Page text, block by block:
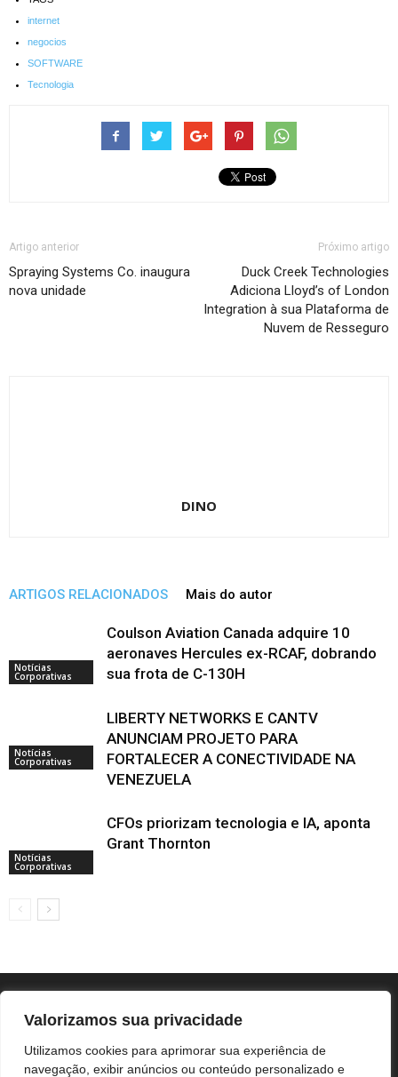
Valorizamos sua privacidade
Utilizamos cookies para aprimorar sua experiência de
navegação, exibir anúncios ou conteúdo personalizado e
internet
negocios
SOFTWARE
Tecnologia
Artigo anterior
Spraying Systems Co. inaugura
nova unidade
Próximo artigo
Duck Creek Technologies
Adiciona Lloyd’s of London
Integration à sua Plataforma de
Nuvem de Resseguro
DINO
ARTIGOS RELACIONADOS Mais do autor
Notícias
Corporativas
Coulson Aviation Canada adquire 10
aeronaves Hercules ex-RCAF, dobrando
sua frota de C-130H
Notícias
Corporativas
LIBERTY NETWORKS E CANTV
ANUNCIAM PROJETO PARA
FORTALECER A CONECTIVIDADE NA
VENEZUELA
Notícias
Corporativas
CFOs priorizam tecnologia e IA, aponta
Grant Thornton